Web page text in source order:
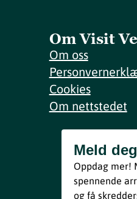
Om Visit
Om oss
Cookies
Om nettstedet
Meld deg
Meld
Oppdag mer!
spennende
og få